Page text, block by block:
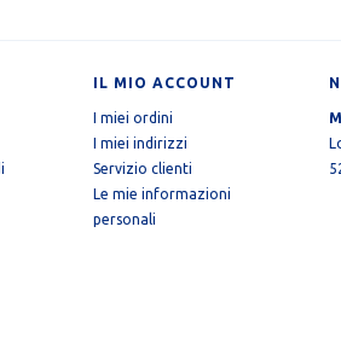
IL MIO ACCOUNT
I miei ordini
I miei indirizzi
Servizio clienti
Le mie informazioni
personali